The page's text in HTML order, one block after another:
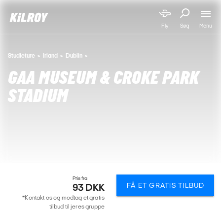
Fly Søg Menu
Studieture Irland Dublin
GAA MUSEUM & CROKE PARK
STADIUM
Pris fra
93 DKK
*Kontakt os og modtag et gratis
tilbud til jeres gruppe
FÅ ET GRATIS TILBUD